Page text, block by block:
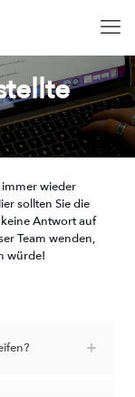
wieder
sollten Sie die
Antwort auf
Team wenden,
würde!